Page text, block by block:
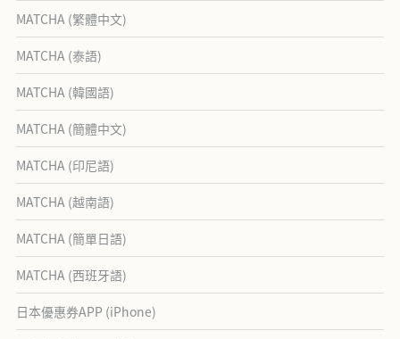
MATCHA (繁體中文)
MATCHA (泰語)
MATCHA (韓國語)
MATCHA (簡體中文)
MATCHA (印尼語)
MATCHA (越南語)
MATCHA (簡單日語)
MATCHA (西班牙語)
日本優惠券APP (iPhone)